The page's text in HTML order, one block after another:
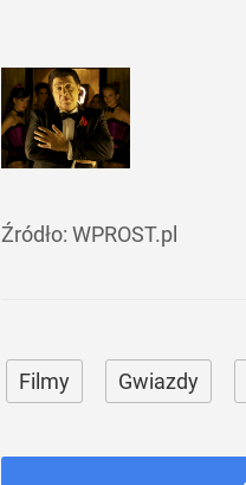
Źródło: WPROST.pl
Filmy Gwiazdy